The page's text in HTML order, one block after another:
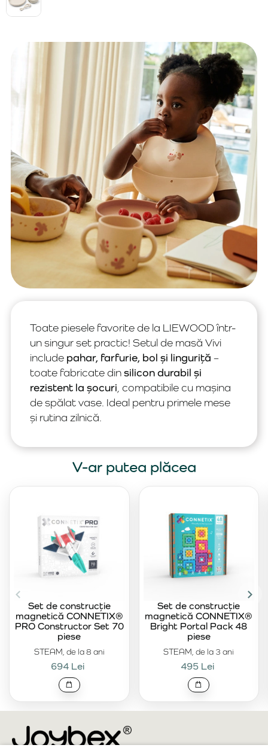
Toate piesele favorite de la LIEWOOD într-
un singur set practic! Setul de masă Vivi
include pahar, farfurie, bol și linguriță –
toate fabricate dinsilicon durabil și
rezistent la șocuri, compatibile cu mașina
de spălat vase. Ideal pentru primele mese
și rutina zilnică.
V-ar putea plăcea
STEAM, de la 8 ani
Set de construcție
magnetică CONNETIX®
PRO Constructor Set 70
piese
694 Lei
STEAM, de la 3 ani
Set de construcție
magnetică CONNETIX®
Bright Portal Pack 48
piese
495 Lei